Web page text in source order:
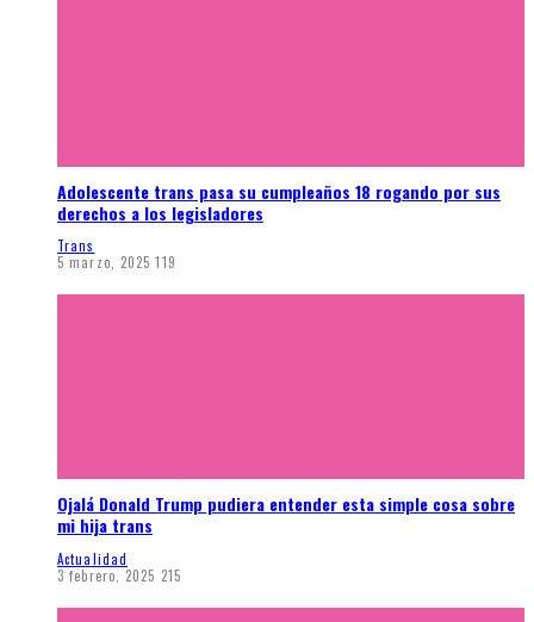
Adolescente trans pasa su cumpleaños 18 rogando por sus
derechos a los legisladores
Trans
5 marzo, 2025 119
Ojalá Donald Trump pudiera entender esta simple cosa sobre
mi hija trans
Actualidad
3 febrero, 2025 215